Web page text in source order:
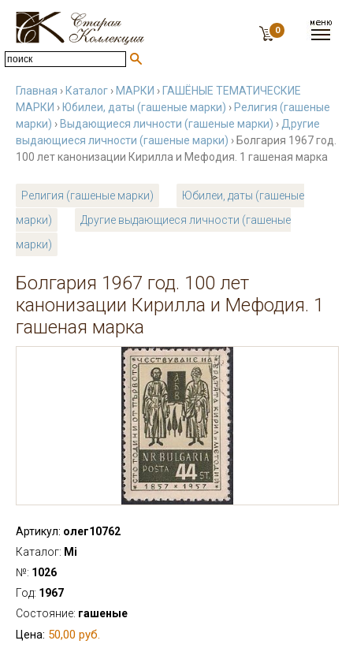
0
Главная › Каталог › МАРКИ › ГАШЁНЫЕ ТЕМАТИЧЕСКИЕ
МАРКИ › Юбилеи, даты (гашеные марки) › Религия (гашеные
марки) › Выдающиеся личности (гашеные марки) › Другие
выдающиеся личности (гашеные марки) › Болгария 1967 год.
100 лет канонизации Кирилла и Мефодия. 1 гашеная марка
Религия (гашеные марки)
Юбилеи, даты (гашеные
марки)
Другие выдающиеся личности (гашеные
марки)
Болгария 1967 год. 100 лет
канонизации Кирилла и Мефодия. 1
гашеная марка
Артикул: олег10762
Каталог: Mi
№: 1026
Год: 1967
Состояние: гашеные
Цена: 50,00 руб.